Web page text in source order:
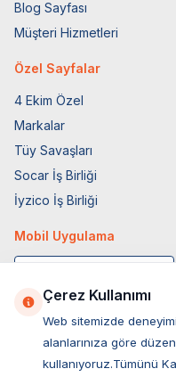
Blog Sayfası
Müşteri Hizmetleri
Özel Sayfalar
4 Ekim Özel
Markalar
Tüy Savaşları
Socar İş Birliği
İyzico İş Birliği
Mobil Uygulama
Çerez Kullanımı
Web sitemizde
alanlarınıza göre
kullanıyoruz.Tümünü